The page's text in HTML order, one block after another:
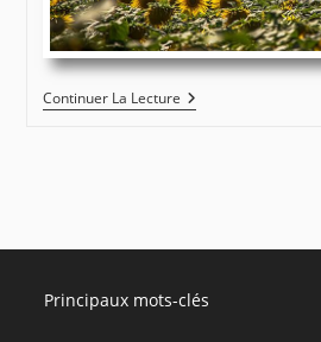
Continuer La LectureOuzouer
Le
Principaux mots-clés